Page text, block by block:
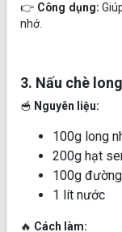
👉 Công dụng:
nhớ.
3. Nấu chè
🥣 Nguyên liệu:
100g long
200g hạt
100g
1 lít nước
🔥 Cách làm: